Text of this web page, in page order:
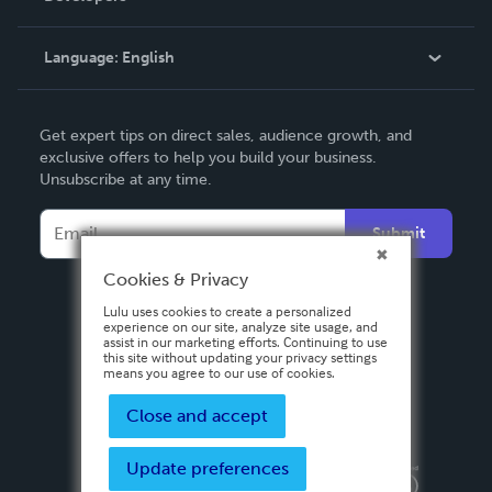
Knowledge Base
Contact Support
Language: English
Deutsch
Français
Italiano
Español
Get expert tips on direct sales, audience growth, and
exclusive offers to help you build your business.
Unsubscribe at any time.
Submit
Privacy PolicyTerms & Conditions
Cookies & Privacy
Lulu uses cookies to create a personalized
experience on our site, analyze site usage, and
assist in our marketing efforts. Continuing to use
this site without updating your privacy settings
means you agree to our use of cookies.
Close and accept
Update preferences